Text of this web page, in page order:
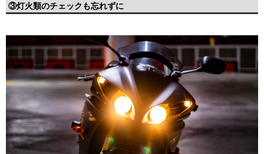
③灯火類のチェックも忘れずに